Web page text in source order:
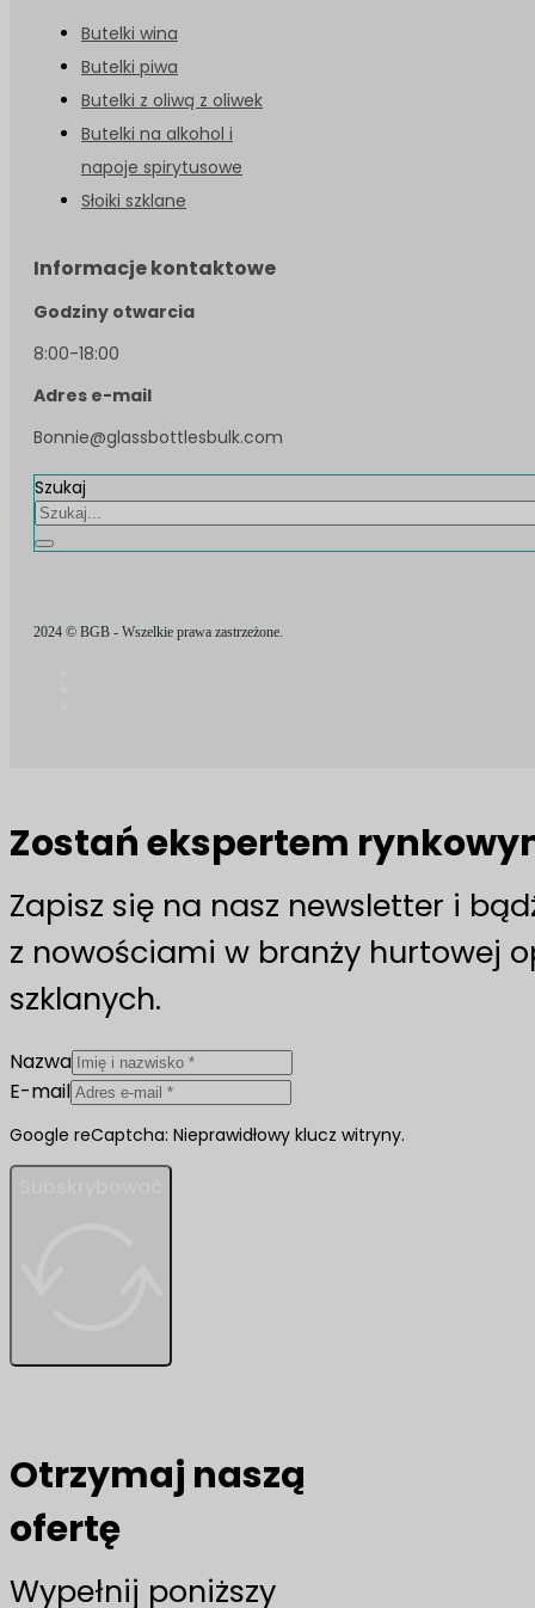
Butelki wina
Butelki piwa
Butelki z oliwą z oliwek
Butelki na alkohol i
napoje spirytusowe
Słoiki szklane
Informacje kontaktowe
Godziny otwarcia
8:00-18:00
Adres e-mail
Bonnie@glassbottlesbulk.com
Szukaj
2024 © BGB - Wszelkie prawa zastrzeżone.
Zostań ekspertem
Zapisz się na nasz newsletter i
z nowościami w branży hurtowej
szklanych.
Nazwa
E-mail
Google reCaptcha: Nieprawidłowy klucz witryny.
Otrzymaj naszą
ofertę
Wypełnij poniższy